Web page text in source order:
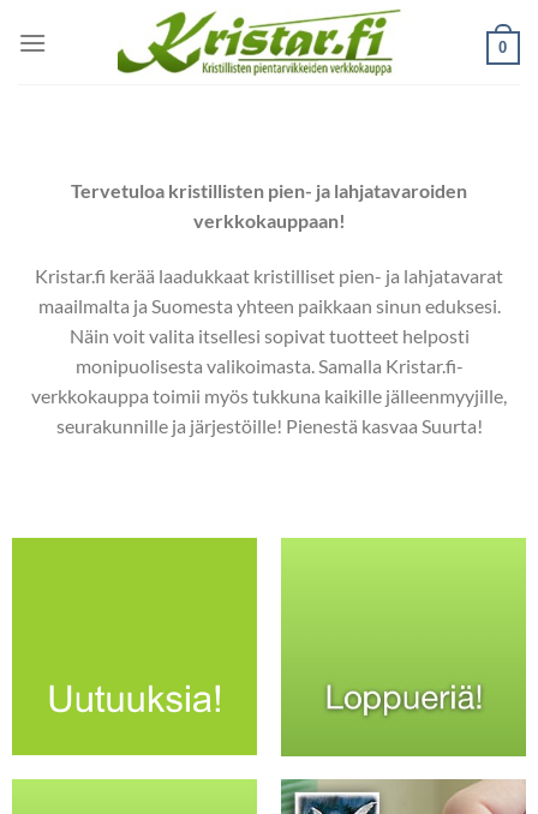
0
Tervetuloa kristillisten pien- ja lahjatavaroiden
verkkokauppaan!
Kristar.fi kerää laadukkaat kristilliset pien- ja lahjatavarat
maailmalta ja Suomesta yhteen paikkaan sinun eduksesi.
Näin voit valita itsellesi sopivat tuotteet helposti
monipuolisesta valikoimasta. Samalla Kristar.fi-
verkkokauppa toimii myös tukkuna kaikille jälleenmyyjille,
seurakunnille ja järjestöille! Pienestä kasvaa Suurta!